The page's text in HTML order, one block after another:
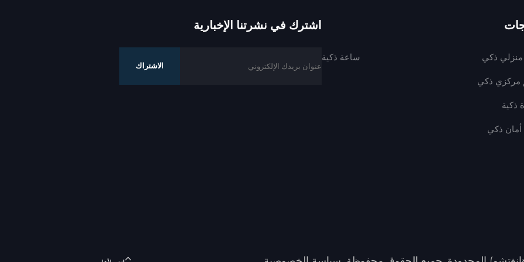
منزلي ذكي
مركزي ذكي
ذكية
أمان ذكي
ساعة ذكية
اشترك في نشرتنا الإخبارية
الاشتراك